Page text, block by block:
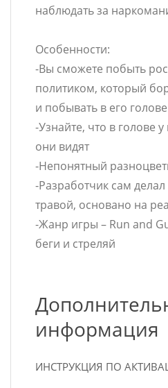
наблюдать за
Особенности:
-Вы сможете побыть
политиком, который
и побывать в его голове
-Узнайте, что в голове
они видят
-Непонятный
-Разработчик сам делал
травой, основано на
-Жанр игры – Run and
беги и стреляй
информация
ИНСТРУКЦИЯ ПО